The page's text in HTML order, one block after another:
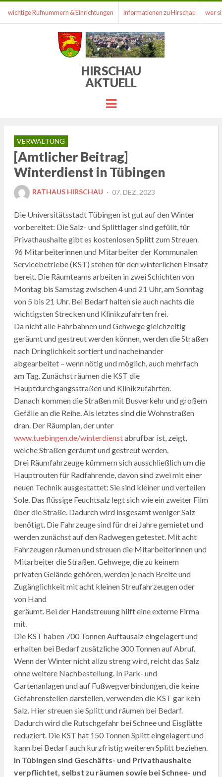
wichtige Rufnummern & Einrichtungen Informationen zu Hirschau wer
HIRSCHAU
AKTUELL
Menu
VERWALTUNG
[Amtlicher Beitrag]
Winterdienst in Tübingen
RATHAUS HIRSCHAU
POSTED
07. DEZ. 2023
Die Universitätsstadt Tübingen ist gut auf den Winter
vorbereitet: Die Salz- und Splittlager sind gefüllt, für
Privathaushalte gibt es kostenlosen Splitt zum Streuen.
96 Mitarbeiterinnen und Mitarbeiter der Kommunalen
Servicebetriebe (KST) stehen für den winterlichen Einsatz
bereit. Die Räumteams arbeiten in zwei Schichten von
Montag bis Samstag zwischen 4 und 21 Uhr, am Sonntag
von 5 bis 21 Uhr. Bei Bedarf halten sie auch nachts die
wichtigsten Strecken und Klinikzufahrten frei.
Da nicht alle Fahrbahnen und Gehwege gleichzeitig
geräumt und gestreut werden können, werden die Straßen
nach Dringlichkeit sortiert und nacheinander
abgearbeitet – wenn nötig und möglich, auch mehrfach
am Tag. Zunächst räumen die KST die
Hauptdurchgangsstraßen und Klinikzufahrten.
Danach kommen die Straßen mit Busverkehr und großem
Gefälle an die Reihe. Als letztes sind die Wohnstraßen
dran. Der Räumplan, der unter
www.tuebingen.de/winterdienstabrufbar ist, zeigt,
welche Straßen geräumt und gestreut werden.
Drei Räumfahrzeuge kümmern sich ausschließlich um die
Hauptrouten für Radfahrende, davon sind zwei mit einer
neuen Technik ausgestattet: Sie sind kleiner und verteilen
Sole. Das flüssige Feuchtsalz legt sich wie ein zweiter Film
über die Straße. Dadurch wird insgesamt weniger Salz
benötigt. Die Fahrzeuge sind für drei Jahre gemietet und
werden zunächst auf den Radwegen getestet. Mit acht
Fahrzeugen räumen und streuen die Mitarbeiterinnen und
Mitarbeiter die Straßen. Gehwege, die zu keinem
privaten Gelände gehören, werden je nach Breite und
Zugänglichkeit mit acht kleinen Streufahrzeugen oder
von Hand
geräumt. Bei der Handstreuung hilft eine externe Firma
mit.
Die KST haben 700 Tonnen Auftausalz eingelagert und
erhalten bei Bedarf zusätzliche 300 Tonnen auf Abruf.
Wenn der Winter nicht allzu streng wird, reicht das Salz
ohne weitere Nachbestellung. In Park- und
Gartenanlagen und auf Fußwegverbindungen, die keine
Gefahrenstellen darstellen, verwenden die KST gar kein
Salz. Hier streuen sie Splitt und räumen bei Bedarf.
Dadurch wird die Rutschgefahr bei Schnee und Eisglätte
reduziert. Die KST hat 150 Tonnen Splitt eingelagert und
kann bei Bedarf auch kurzfristig weiteren Splitt beziehen.
In Tübingen sind Geschäfts- und Privathaushalte
verpflichtet, selbst zu räumen sowie bei Schnee- und